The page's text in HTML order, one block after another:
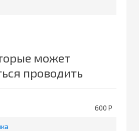
может
проводить
600